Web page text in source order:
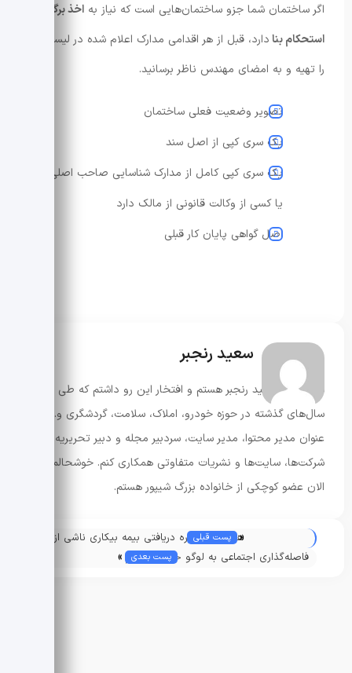
اگر ساختمان شما جزو ساختمان‌هایی است که نیاز به اخذ برگه
استحکام بنادارد، قبل از هر اقدامی مدارک اعلام شده در لیست زیر
را تهیه و به امضای مهندس ناظر برسانید.
تصویر وضعیت فعلی ساختمان
یک سری کپی از اصل سند
یک سری کپی کامل از مدارک شناسایی صاحب اصلی
یا کسی از وکالت قانونی از مالک دارد
اصل گواهی پایان کار قبلی
سعید رنجبر
سلام، من سعید رنجبر هستم و افتخار این رو داشتم که طی
سال‌های گذشته در حوزه‌ خودرو، املاک، سلامت، گردشگری و... به
عنوان مدیر محتوا، مدیر سایت، سردبیر مجله و دبیر تحریریه با
شرکت‌ها، سایت‌ها و نشریات متفاوتی همکاری کنم. خوشحالم که
الان عضو کوچکی از خانواده بزرگ شیپور هستم.
« پست قبلی
همه چیز درباره دریافتی بیمه بیکاری ناشی از
کرونا
فاصله‌گذاری اجتماعی به لوگو خودروها هم
پست بعدی »